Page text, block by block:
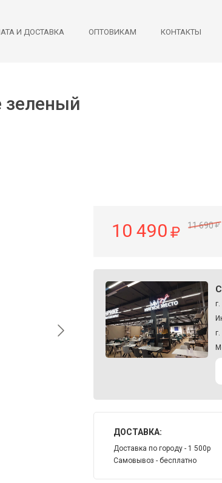
И ДОСТАВКА ОПТОВИКАМ КОНТАКТЫ
зеленый
10 490 11 690
ДОСТАВКА:
Доставка по городу - 1 500р
Самовывоз - бесплатно